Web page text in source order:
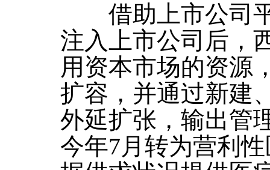
借助上市公司平
注入上市公司后，
用资本市场的资源
扩容，并通过新建
外延扩张，输出管
今年7月转为营利